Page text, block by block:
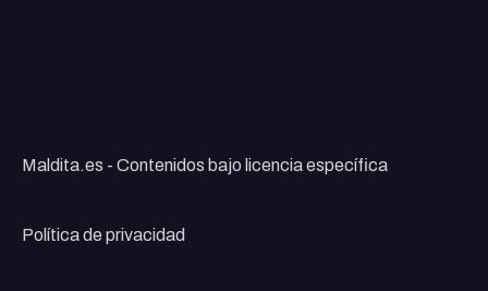
Maldita.es - Contenidos bajo licencia específica
Política de privacidad